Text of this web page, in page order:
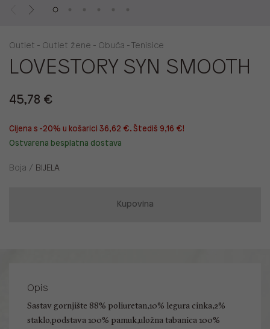
Outlet - Outlet žene - Obuća - Tenisice
LOVESTORY SYN SMOOTH
45,78 €
Cijena s -20% u košarici 36,62 €. Štediš 9,16 €!
Ostvarena besplatna dostava
Boja / BIJELA
Kupovina
Opis
Sastav gornjište 88% poliuretan,10% legura cinka,2%
staklo,podstava 100% pamuk,uložna tabanica 100%